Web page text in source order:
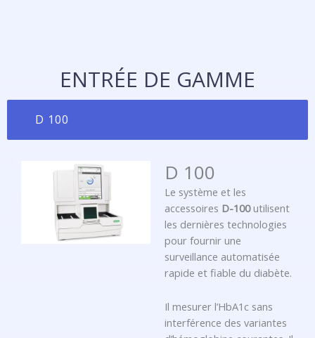
ENTRÉE DE GAMME
D 100
D 100
Le système et les
accessoires D-100utilisent
les dernières technologies
pour fournir une
surveillance automatisée
rapide et fiable du diabète.
Il mesurer l’HbA1c sans
interférence des variantes